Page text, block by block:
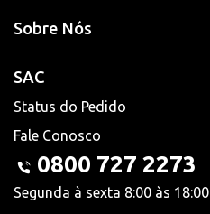
Sobre Nós
SAC
Status do Pedido
Fale Conosco
0800 727 2273
Segunda à sexta 8:00 às 18:00